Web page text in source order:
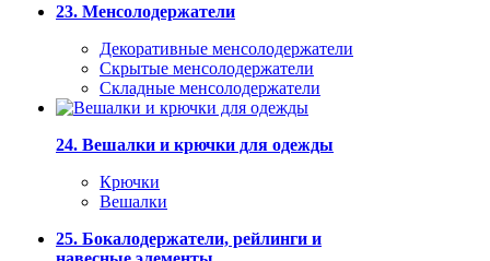
23. Менсолодержатели
Декоративные менсолодержатели
Скрытые менсолодержатели
Складные менсолодержатели
24. Вешалки и крючки для одежды
Крючки
Вешалки
25. Бокалодержатели, рейлинги и